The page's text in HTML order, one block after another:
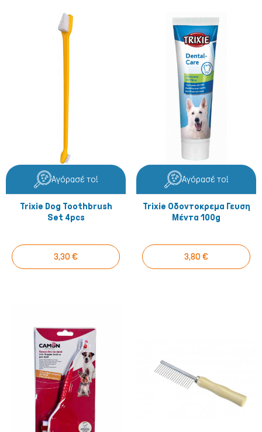
Πτηνά
Αγόρασέ το!
Trixie Dog Toothbrush
Set 4pcs
3,30 €
Αγόρασέ το!
Trixie Οδοντοκρεμα Γευση
Μέντα 100g
3,80 €